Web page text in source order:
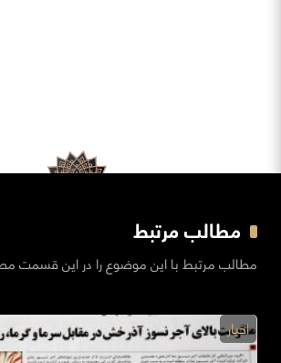
مطالب مرتبط
مطالب مرتبط با این موضوع را در این قسمت
اخبار